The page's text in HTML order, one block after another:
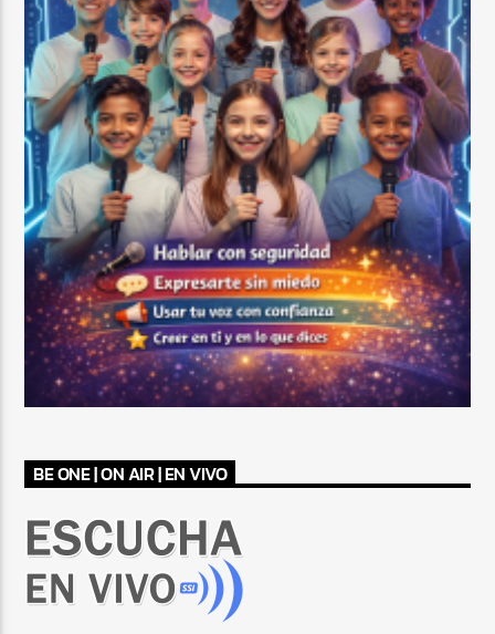
BE ONE | ON AIR | EN VIVO